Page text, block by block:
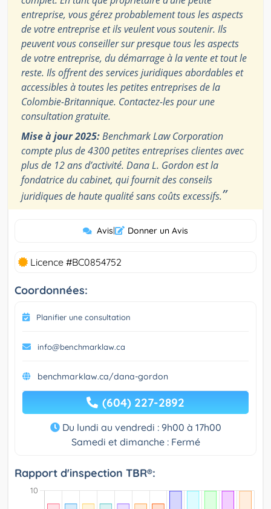
entreprise, vous gérez probablement tous les aspects
de votre entreprise et ils veulent vous soutenir. Ils
peuvent vous conseiller sur presque tous les aspects
de votre entreprise, du démarrage à la vente et tout le
reste. Ils offrent des services juridiques abordables et
accessibles à toutes les petites entreprises de la
Colombie-Britannique. Contactez-les pour une
consultation gratuite.
Mise à jour 2025:Benchmark Law Corporation
compte plus de 4300 petites entreprises clientes avec
plus de 12 ans d’activité. Dana L. Gordon est la
fondatrice du cabinet, qui fournit des conseils
juridiques de haute qualité sans coûts excessifs.”
Avis| Donner un Avis
Licence #BC0854752
Coordonnées:
Planifier une consultation
info@benchmarklaw.ca
benchmarklaw.ca/dana-gordon
(604) 227-2892
Du lundi au vendredi : 9h00 à 17h00
Samedi et dimanche : Fermé
Rapport d'inspection TBR®: